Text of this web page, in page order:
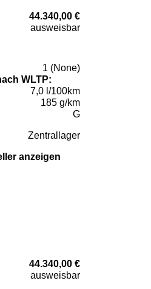
44.340,00 €
ausweisbar
1 (None)
WLTP:
7,0 l/100km
185 g/km
G
Zentrallager
anzeigen
44.340,00 €
ausweisbar